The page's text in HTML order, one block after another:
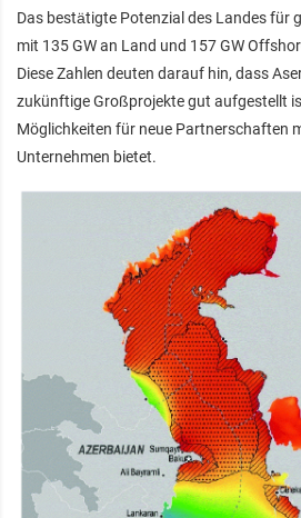
Das bestätigte Potenzial des Landes für
mit 135 GW an Land und 157 GW
Diese Zahlen deuten darauf hin, dass
zukünftige Großprojekte gut aufgestellt
Möglichkeiten für neue Partnerschaften
Unternehmen bietet.